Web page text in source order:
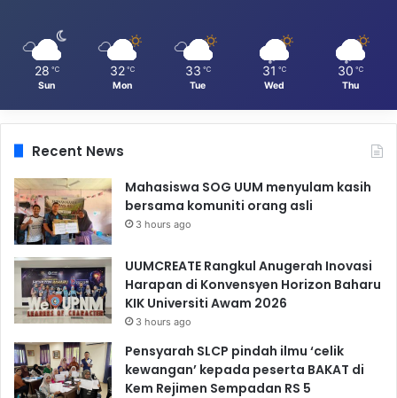
28 ℃
Sun
32 ℃
Mon
33 ℃
Tue
31 ℃
Wed
30 ℃
Thu
Recent News
Mahasiswa SOG UUM menyulam kasih
bersama komuniti orang asli
3 hours ago
UUMCREATE Rangkul Anugerah Inovasi
Harapan di Konvensyen Horizon Baharu
KIK Universiti Awam 2026
3 hours ago
Pensyarah SLCP pindah ilmu ‘celik
kewangan’ kepada peserta BAKAT di
Kem Rejimen Sempadan RS 5